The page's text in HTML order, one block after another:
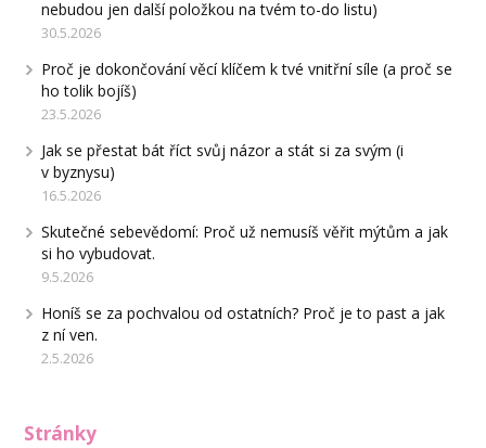
nebudou jen další položkou na tvém to-do listu)
30.5.2026
Proč je dokončování věcí klíčem k tvé vnitřní síle (a proč se
ho tolik bojíš)
23.5.2026
Jak se přestat bát říct svůj názor a stát si za svým (i
v byznysu)
16.5.2026
Skutečné sebevědomí: Proč už nemusíš věřit mýtům a jak
si ho vybudovat.
9.5.2026
Honíš se za pochvalou od ostatních? Proč je to past a jak
z ní ven.
2.5.2026
Stránky